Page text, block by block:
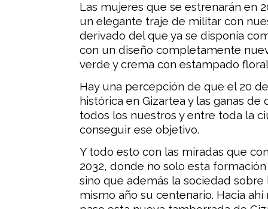
Las mujeres que se estrenarán en
un elegante traje de militar con
derivado del que ya se disponía
con un diseño completamente
verde y crema con estampado
Hay una percepción de que el 20
histórica en Gizartea y las ganas
todos los nuestros y entre toda la
conseguir ese objetivo.
Y todo esto con las miradas que
2032, donde no solo esta
sino que además la sociedad
mismo año su centenario. Hacia